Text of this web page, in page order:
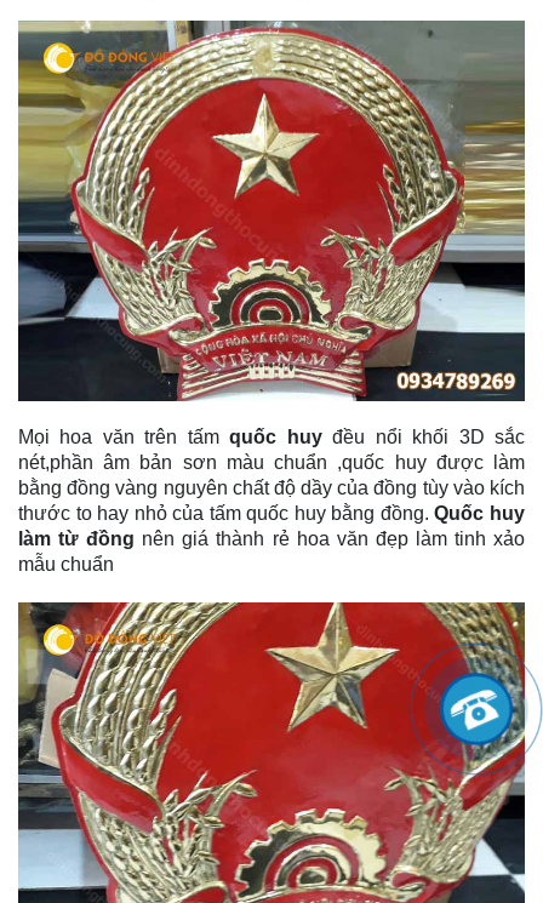
Mọi hoa văn trên tấmquốc huyđều nổi khối 3D sắc
nét,phần âm bản sơn màu chuẩn ,quốc huy được làm
bằng đồng vàng nguyên chất độ dầy của đồng tùy vào kích
thước to hay nhỏ của tấm quốc huy bằng đồng. Quốc huy
làm từ đồng nên giá thành rẻ hoa văn đẹp làm tinh xảo
mẫu chuẩn